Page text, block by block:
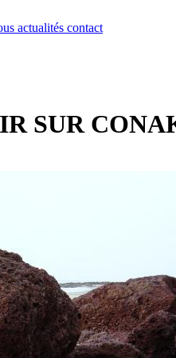
actualités contact
SUR